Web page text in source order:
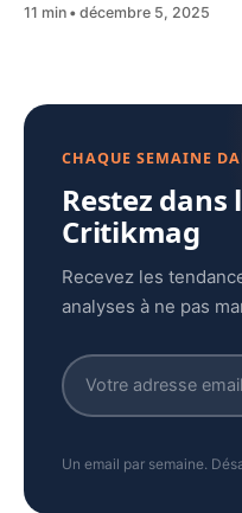
11 min décembre 5, 2025
CHAQUE SEMAINE
Restez dans
Critikmag
Recevez les
analyses à ne pas
Un email par semaine.